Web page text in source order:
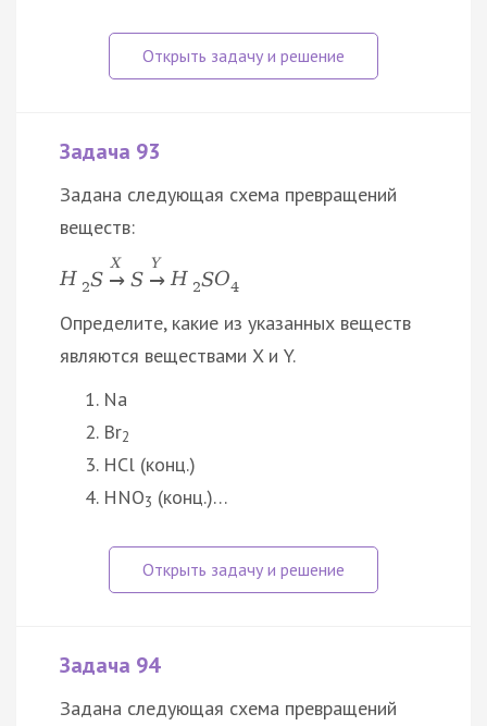
Задача 93
Задана следующая схема превращений
веществ:
H 2S
X
→ S
Y
→ H 2SO4
Определите, какие из указанных веществ
являются веществами X и Y.
Na
Br2
HCl (конц.)
HNO3 (конц.)…
Задача 94
Задана следующая схема превращений